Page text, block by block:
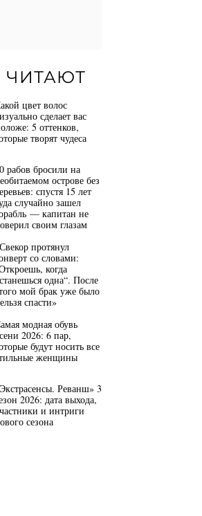
ЧИТАЮТ
цвет волос
сделает вас
5 оттенков,
творят чудеса
рабов бросили на
острове без
спустя 15 лет
случайно зашел
— капитан не
своим глазам
протянул
со словами:
когда
одна“. После
мой брак уже было
спасти»
модная обувь
2026: 6 пар,
будут носить все
женщины
Реванш» 3
2026: дата выхода,
и интриги
сезона